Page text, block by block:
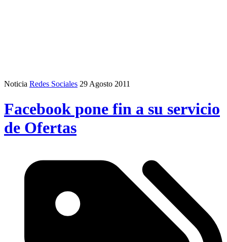
Noticia Redes Sociales 29 Agosto 2011
Facebook pone fin a su servicio
de Ofertas